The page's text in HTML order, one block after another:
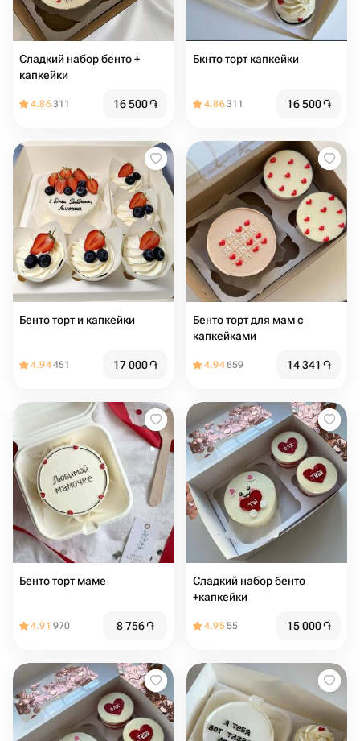
Сладкий набор бенто +
капкейки
4.86311 16 500֏
Бкнто торт капкейки
4.86311 16 500֏
Бенто торт и капкейки
4.94451 17 000֏
Бенто торт для мам с
капкейками
4.94659 14 341 ֏
Бенто торт маме
4.91 970 8 756֏
Сладкий набор бенто
+капкейки
4.9555 15 000֏